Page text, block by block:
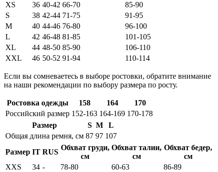
XS
36 40-42 66-70
85-90
S
38 42-44 71-75
91-95
M
40 44-46 76-80
96-100
L
42 46-48 81-85
101-105
XL
44 48-50 85-90
106-110
XXL
46 50-52 91-94 110-114
Если вы сомневаетесь в выборе ростовки, обратите внимание
на наши рекомендации по выбору размера по росту.
Ростовка одежды 158 164
170
Российский размер 152-163 164-169 170-178
Размер
S M
L
Общая длина ремня, см 87 97 107
Размер IT RUS
Обхват груди,
см
Обхват талии,
см
Обхват бедер,
см
XXS
34 - 78-80 60-63
86-89